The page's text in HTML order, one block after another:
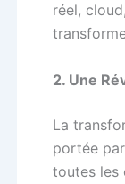
réel,
2. Une
La
portée
toutes les